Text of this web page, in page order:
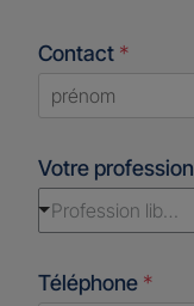
Contact *
Votre profession
Profession libérale
Téléphone *